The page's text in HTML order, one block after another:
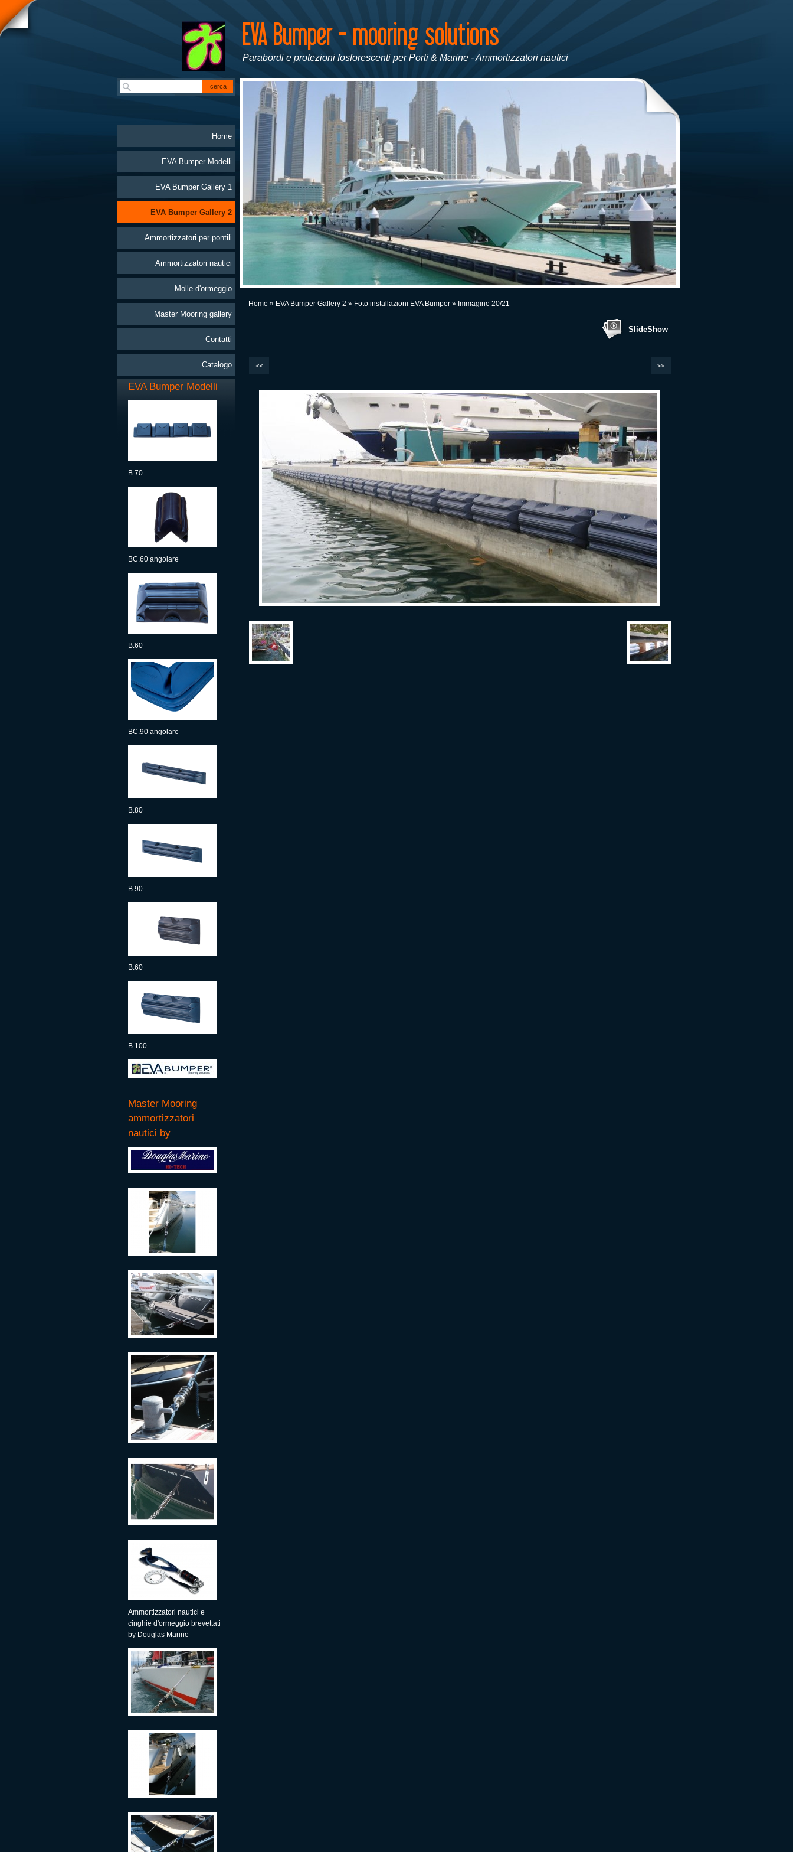
Parabordi e protezioni fosforescenti per Porti & Marine - Ammortizzatori nautici
Home » EVA Bumper Gallery 2 » Foto installazioni EVA Bumper » Immagine 20/21
SlideShow
<< >>
Home
EVA Bumper Modelli
EVA Bumper Gallery 1
EVA Bumper Gallery 2
Ammortizzatori per pontili
Ammortizzatori nautici
Molle d'ormeggio
Master Mooring gallery
Contatti
Catalogo
EVA Bumper Modelli
B.70
BC.60 angolare
B.60
BC.90 angolare
B.80
B.90
B.60
B.100
Master Mooring
ammortizzatori
nautici by
Ammortizzatori nautici e
cinghie d'ormeggio brevettati
by Douglas Marine